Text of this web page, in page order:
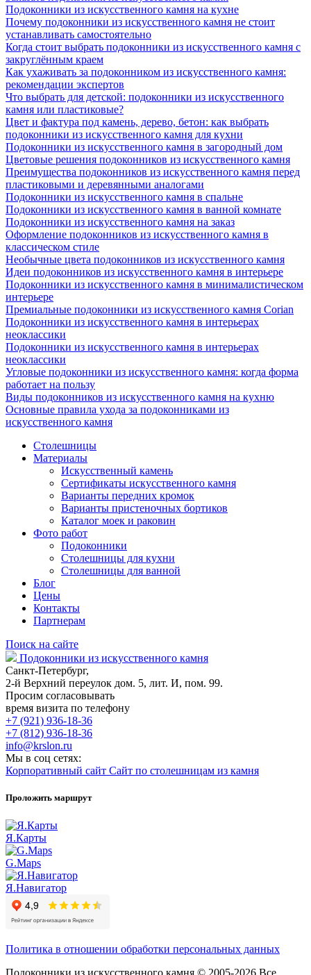
Подоконники из искусственного камня на кухне
Почему подоконники из искусственного камня не стоит
устанавливать самостоятельно
Когда стоит выбрать подоконники из искусственного камня с
закруглённым краем
Как ухаживать за подоконником из искусственного камня:
рекомендации экспертов
Что выбрать для детской: подоконники из искусственного
камня или пластиковые?
Цвет и фактура под камень, дерево, бетон: как выбрать
подоконники из искусственного камня для кухни
Подоконники из искусственного камня в загородный дом
Цветовые решения подоконников из искусственного камня
Преимущества подоконников из искусственного камня перед
пластиковыми и деревянными аналогами
Подоконники из искусственного камня в спальне
Подоконники из искусственного камня в ванной комнате
Подоконники из искусственного камня на заказ
Оформление подоконников из искусственного камня в
классическом стиле
Необычные цвета подоконников из искусственного камня
Идеи подоконников из искусственного камня в интерьере
Подоконники из искусственного камня в минималистическом
интерьере
Премиальные подоконники из искусственного камня Corian
Подоконники из искусственного камня в интерьерах
неоклассики
Подоконники из искусственного камня в интерьерах
неоклассики
Угловые подоконники из искусственного камня: когда форма
работает на пользу
Виды подоконников из искусственного камня на кухню
Основные правила ухода за подоконниками из
искусственного камня
Столешницы
Материалы
Искусственный камень
Сертификаты искусственного камня
Варианты передних кромок
Варианты пристеночных бортиков
Каталог моек и раковин
Фото работ
Подоконники
Столешницы для кухни
Столешницы для ванной
Блог
Цены
Контакты
Партнерам
Поиск на сайте
Подоконники из искусственного камня
Санкт-Петербург,
2-й Верхний переулок дом. 5, лит. И, пом. 99.
Просим согласовывать
время визита по телефону
+7 (921) 936-18-36
+7 (812) 936-18-36
info@krslon.ru
Мы в соц сетях:
Корпоративный сайт Сайт по столешницам из камня
Проложить маршрут
Я.Карты
G.Maps
Я.Навигатор
Политика в отношении обработки персональных данных
Подоконники из искусственного камня © 2005-2026 Все